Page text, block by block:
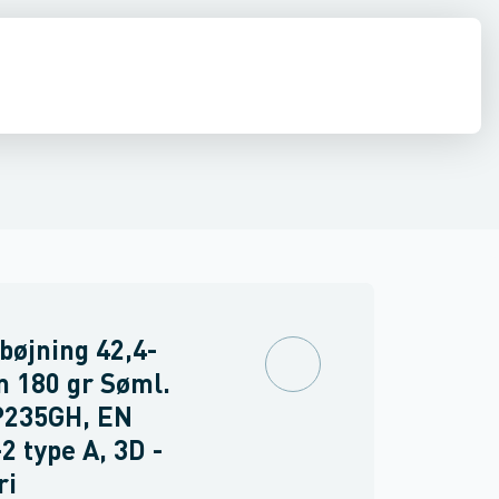
42,4-
180 gr Søml.
EN
type A, 3D -